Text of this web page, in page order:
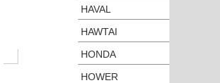
HAVAL
HAWTAI
HONDA
HOWER